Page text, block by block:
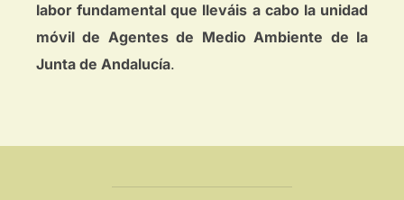
labor fundamental que lleváis a cabo la unidad
móvil de Agentes de Medio Ambiente de la
Junta de Andalucía.